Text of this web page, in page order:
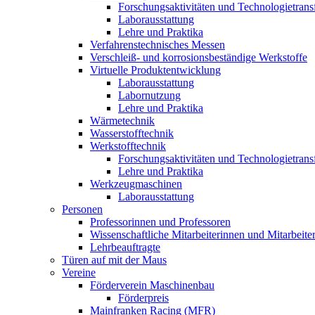
Forschungsaktivitäten und
Laborausstattung
Lehre und Praktika
Verfahrenstechnisches Messen
Verschleiß- und korrosionsbeständige Werkstoffe
Virtuelle Produktentwicklung
Laborausstattung
Labornutzung
Lehre und Praktika
Wärmetechnik
Wasserstofftechnik
Werkstofftechnik
Forschungsaktivitäten und
Lehre und Praktika
Werkzeugmaschinen
Laborausstattung
Personen
Professorinnen und Professoren
Wissenschaftliche Mitarbeiterinnen und Mitarbeiter
Lehrbeauftragte
Türen auf mit der Maus
Vereine
Förderverein Maschinenbau
Förderpreis
Mainfranken Racing (MFR)